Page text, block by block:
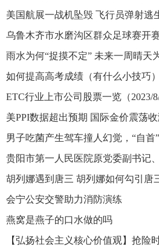
美国航展一战机坠毁 飞行员弹射逃
雨水为何“捉摸不定” 未来一周晴天
如何提高高考成绩（有什么小技巧）
ETC行业上市公司股票一览（2023/8/
美PPI数据超出预期 国际金价震荡
贵阳市第一人民医院原党委副书记
胡列娜遇到唐三 胡列娜如何勾引唐
会宁公安交警助力消防演练
燕窝是燕子的口水做的吗